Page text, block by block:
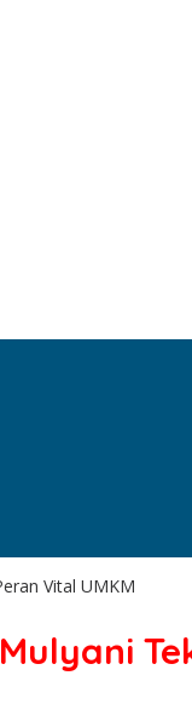
Vital UMKM